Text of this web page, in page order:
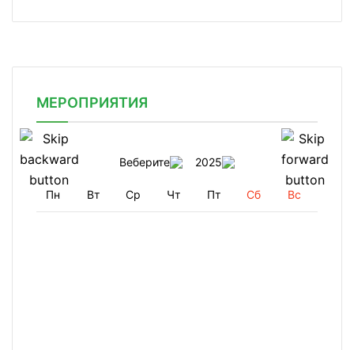
МЕРОПРИЯТИЯ
Веберите 2025
Пн Вт Ср Чт Пт Сб Вс